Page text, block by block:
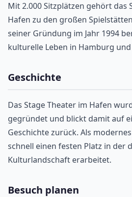
Mit 2.000 Sitzplätzen gehört das
Hafen zu den großen
seiner Gründung im Jahr 1994
kulturelle Leben in Hamburg
Geschichte
Das Stage Theater im Hafen
gegründet und blickt damit auf
Geschichte zurück. Als
schnell einen festen Platz in der
Kulturlandschaft erarbeitet.
Besuch planen